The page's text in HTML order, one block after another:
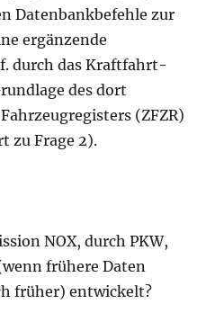
Datenbankbefehle zur
ergänzende
durch das Kraftfahrt-
des dort
(ZFZR)
zu Frage 2).
NOX, durch PKW,
frühere Daten
früher) entwickelt?